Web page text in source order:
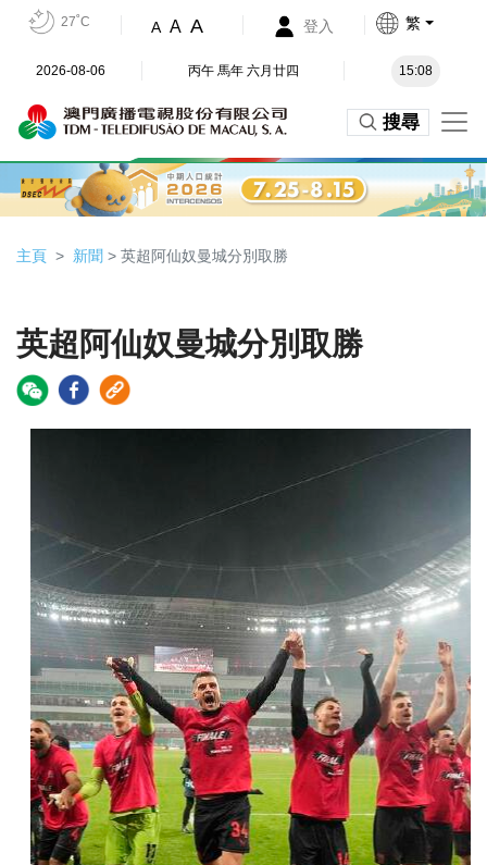
27˚C A A A 登入 繁
2026-08-06 丙午 馬年 六月廿四 15:08
搜尋
主頁 新聞 > 英超阿仙奴曼城分別取勝
英超阿仙奴曼城分別取勝